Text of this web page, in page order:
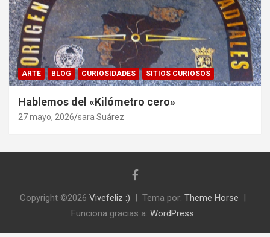
ARTE BLOG CURIOSIDADES SITIOS CURIOSOS
Hablemos del «Kilómetro cero»
27 mayo, 2026 sara Suárez
Copyright ©2026 Vivefeliz :) Tema por: Theme Horse
Funciona gracias a: WordPress